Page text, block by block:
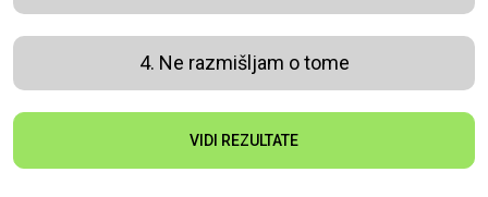
4. Ne razmišljam o tome
VIDI REZULTATE